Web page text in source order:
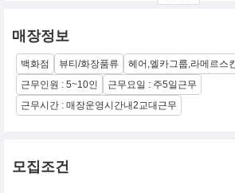
매장정보
백화점 뷰티/화장품류
헤어,엘카그룹,라메르스
근무인원 : 5~10인
근무요일 : 주5일근무
근무시간 : 매장운영시간내2교대근무
모집조건